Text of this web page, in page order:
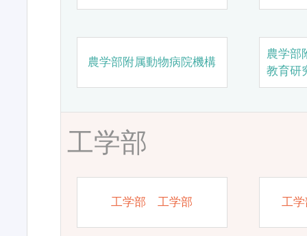
農学部附属動物病院機構
農学部
教育研
工学部
工学部 工学部 工